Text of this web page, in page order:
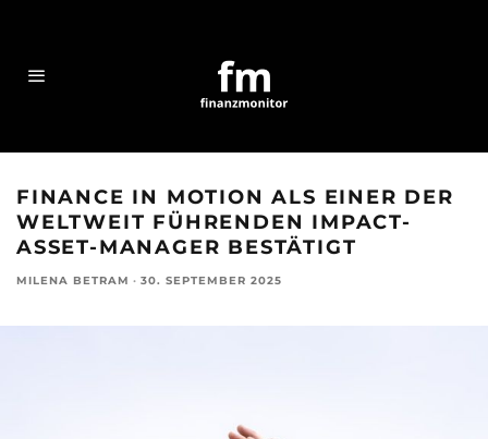
FINANCE IN MOTION ALS EINER DER
WELTWEIT FÜHRENDEN IMPACT-
ASSET-MANAGER BESTÄTIGT
MILENA BETRAM · 30. SEPTEMBER 2025